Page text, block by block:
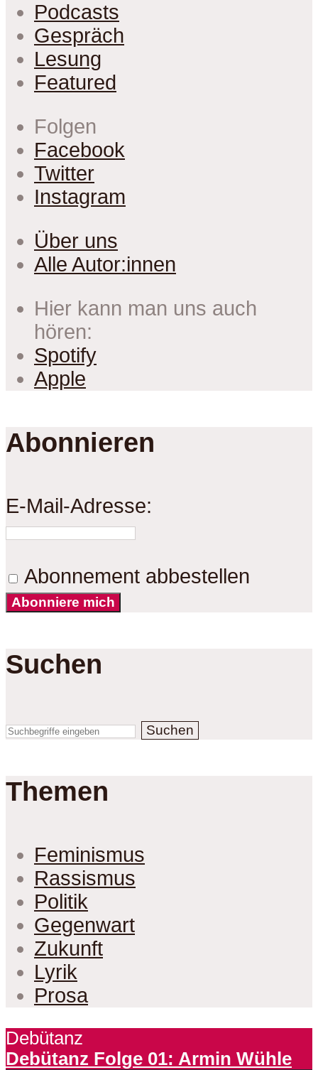
Podcasts
Gespräch
Lesung
Featured
Folgen
Facebook
Twitter
Instagram
Über uns
Alle Autor:innen
Hier kann man uns auch
hören:
Spotify
Apple
Abonnieren
E-Mail-Adresse:
Abonnement abbestellen
Abonniere mich
Suchen
Suchen
Themen
Feminismus
Rassismus
Politik
Gegenwart
Zukunft
Lyrik
Prosa
Debütanz
Debütanz Folge 01: Armin Wühle